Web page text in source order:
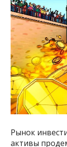
Рынок
активы